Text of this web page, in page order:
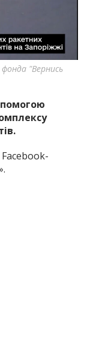
про події
та області.
"Вернись